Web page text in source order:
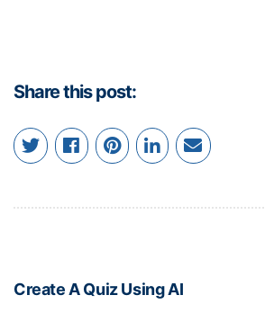
Share this post:
Create A Quiz Using AI